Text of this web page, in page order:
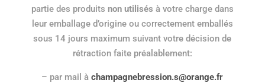
partie des produits non utilisés à votre charge dans
leur emballage d’origine ou correctement emballés
sous 14 jours maximum suivant votre décision de
rétraction faite préalablement:
– par mail àchampagnebression.s@orange.fr